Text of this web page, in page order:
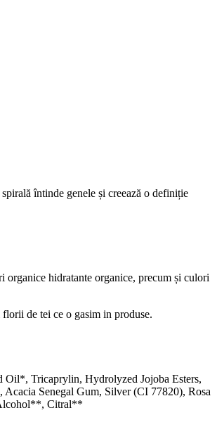
întinde genele și creează o definiție
organice hidratante organice, precum și culori
de tei ce o gasim in produse.
Tricaprylin, Hydrolyzed Jojoba Esters,
Senegal Gum, Silver (CI 77820), Rosa
Citral**